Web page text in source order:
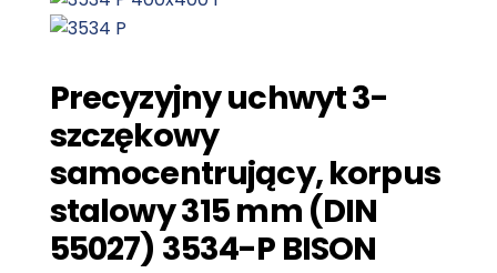
Precyzyjny uchwyt 3-
szczękowy
samocentrujący, korpus
stalowy 315 mm (DIN
55027) 3534-P BISON